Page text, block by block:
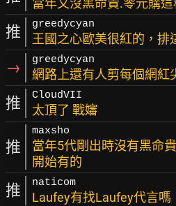
當年又沒黑命貴.零元購這
推 greedycyan
王國之心歐美很紅的，排
→ greedycyan
網路上還有人剪每個網紅
推 CloudVII
太頂了 戰嬸
推
maxsho
當年5代剛出時沒有黑命
開始有的
推 naticom
Laufey有找Laufey代言嗎